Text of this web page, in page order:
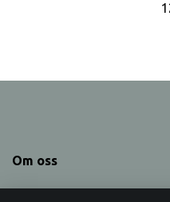
Om oss